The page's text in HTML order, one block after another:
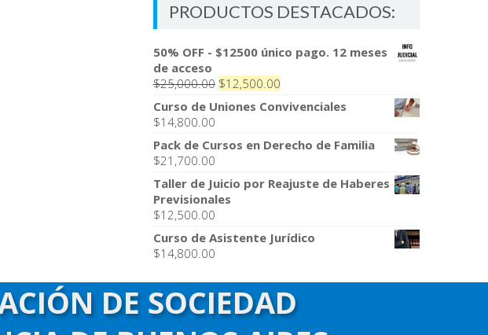
PRODUCTOS DESTACADOS:
50% OFF - $12500 único pago. 12 meses
de acceso
$25,000.00 El
precio
original
$25,000.00.
$12,500.00El
precio
actual
$12,500.00.
Curso de Uniones Convivenciales
$14,800.00
Pack de Cursos en Derecho de Familia
$21,700.00
Taller de Juicio por Reajuste de Haberes
Previsionales
$12,500.00
Curso de Asistente Jurídico
$14,800.00
DE SOCIEDAD